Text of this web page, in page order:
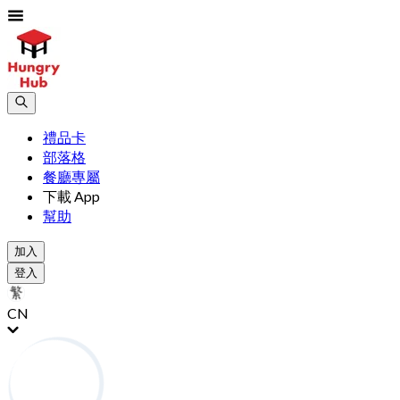
禮品卡
部落格
餐廳專屬
下載 App
幫助
加入
登入
CN